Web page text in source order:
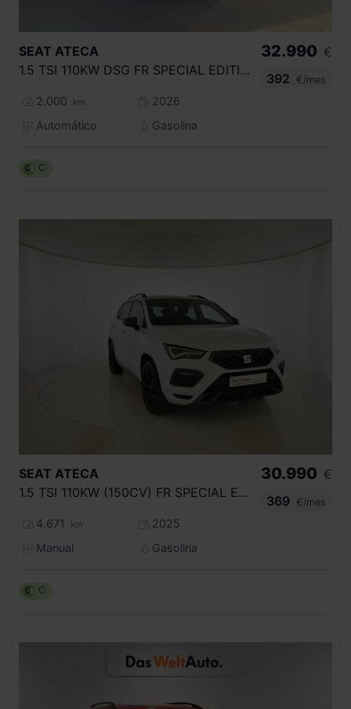
SEAT ATECA
1.5 TSI 110KW DSG FR SPECIAL EDITION
2.000 km
2026
Automático
Gasolina
32.990 €
392
€/mes
C
SEAT ATECA
1.5 TSI 110KW (150CV) FR SPECIAL EDITION
4.671 km
2025
Manual
Gasolina
30.990 €
369
€/mes
C